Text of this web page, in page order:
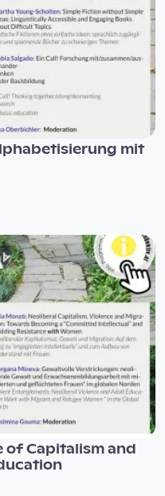
mit
of Capitalism and